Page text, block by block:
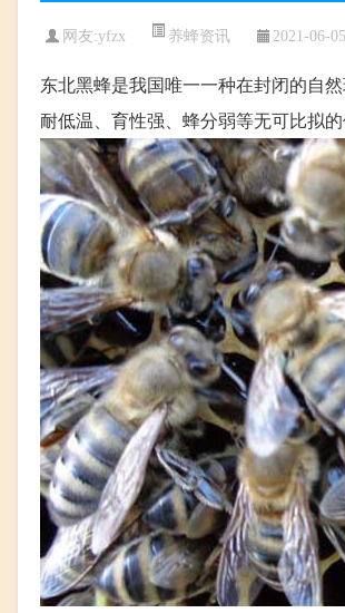
网友:yfzx 养蜂资讯 2021-06-
东北黑蜂是我国唯一一种在封闭的自
耐低温、育性强、蜂分弱等无可比拟